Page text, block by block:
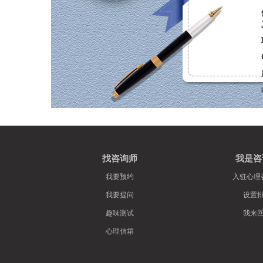
找咨询师
我要预约
我要提问
趣味测试
心理信箱
我是
入驻心
设置
我来